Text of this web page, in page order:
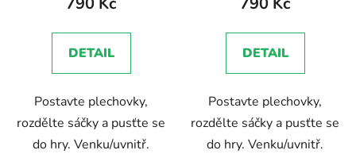
DETAIL
Postavte plechovky,
rozdělte sáčky a pusťte se
do hry. Venku/uvnitř.
DETAIL
Postavte plechovky,
rozdělte sáčky a pusťte se
do hry. Venku/uvnitř.